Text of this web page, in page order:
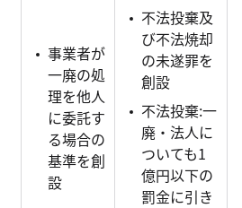
事業者が
一廃の処
理を他人
に委託す
る場合の
基準を創
設
不法投棄及
び不法焼却
の未遂罪を
創設
不法投棄:一
廃・法人に
ついても1
億円以下の
罰金に引き